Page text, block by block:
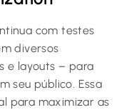
com testes
diversos
e layouts – para
seu público. Essa
para maximizar as